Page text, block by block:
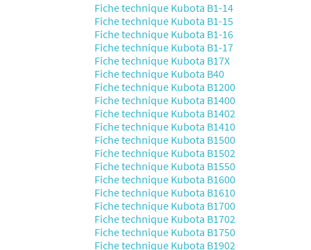
Fiche technique Kubota B1-14
Fiche technique Kubota B1-15
Fiche technique Kubota B1-16
Fiche technique Kubota B1-17
Fiche technique Kubota B17X
Fiche technique Kubota B40
Fiche technique Kubota B1200
Fiche technique Kubota B1400
Fiche technique Kubota B1402
Fiche technique Kubota B1410
Fiche technique Kubota B1500
Fiche technique Kubota B1502
Fiche technique Kubota B1550
Fiche technique Kubota B1600
Fiche technique Kubota B1610
Fiche technique Kubota B1700
Fiche technique Kubota B1702
Fiche technique Kubota B1750
Fiche technique Kubota B1902